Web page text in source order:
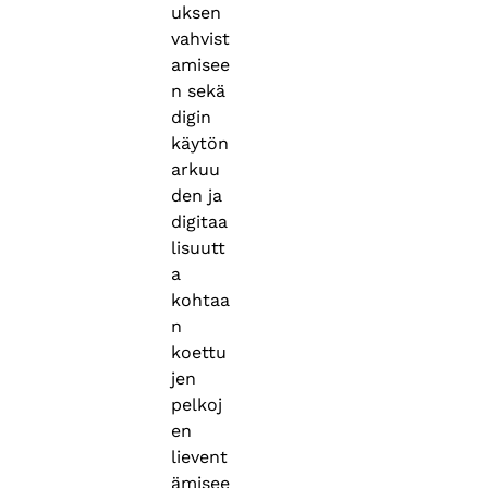
uksen
vahvist
amisee
n sekä
digin
käytön
arkuu
den ja
digitaa
lisuutt
a
kohtaa
n
koettu
jen
pelkoj
en
lievent
ämisee